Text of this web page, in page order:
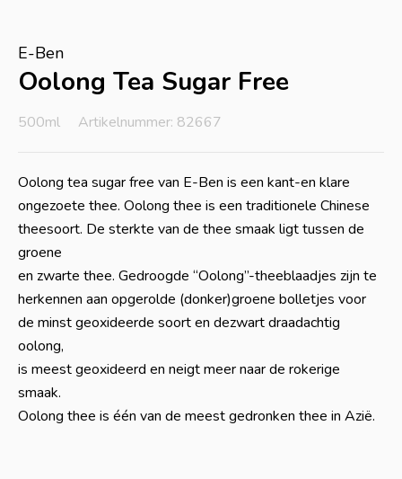
E-Ben
Oolong Tea Sugar Free
500ml Artikelnummer: 82667
Oolong tea sugar free van E-Ben is een kant-en klare
ongezoete thee. Oolong thee is een traditionele Chinese
theesoort. De sterkte van de thee smaak ligt tussen de
groene
en zwarte thee. Gedroogde “Oolong”-theeblaadjes zijn te
herkennen aan opgerolde (donker)groene bolletjes voor
de minst geoxideerde soort en dezwart draadachtig
oolong,
is meest geoxideerd en neigt meer naar de rokerige
smaak.
Oolong thee is één van de meest gedronken thee in Azië.